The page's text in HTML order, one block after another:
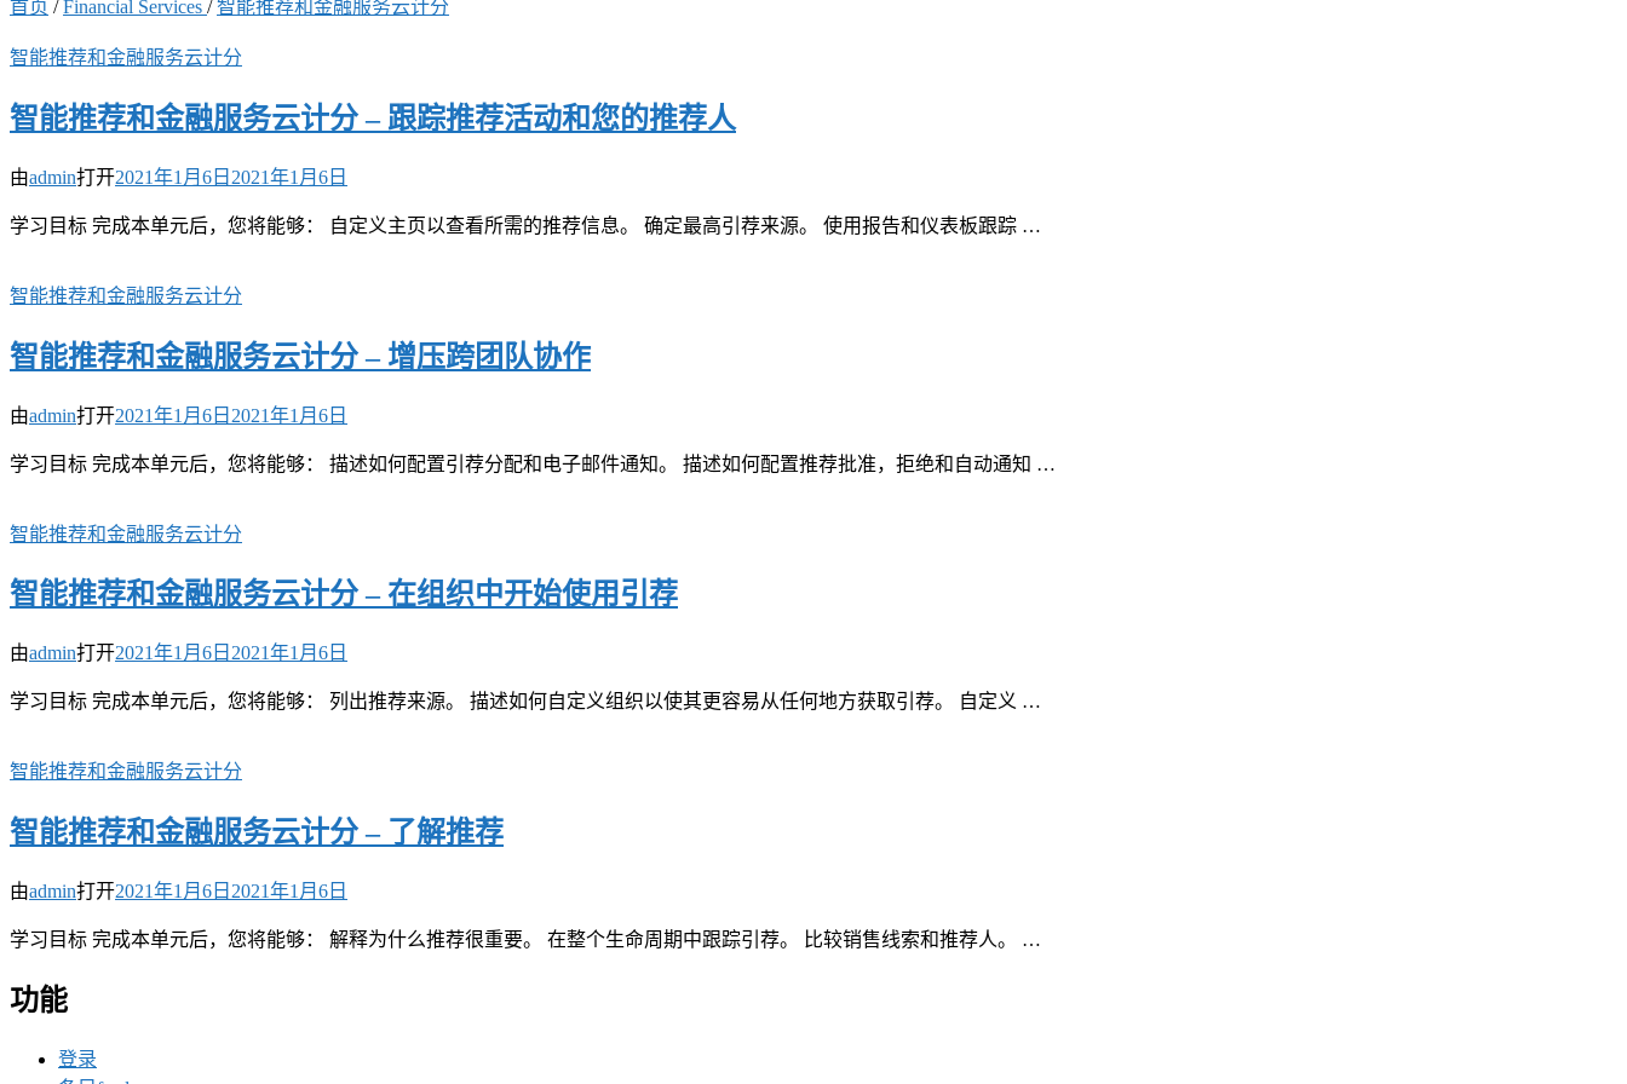
首页 / Financial Services / 智能推荐和金融服务云计分
智能推荐和金融服务云计分
智能推荐和金融服务云计分 – 跟踪推荐活动和您的推荐人
由admin打开2021年1月6日 2021年1月6日
学习目标 完成本单元后，您将能够： 自定义主页以查看所需的推荐信息。 确定最高引荐来源。 使用报告和仪表板跟踪 …
智能推荐和金融服务云计分
智能推荐和金融服务云计分 – 增压跨团队协作
由admin打开2021年1月6日 2021年1月6日
学习目标 完成本单元后，您将能够： 描述如何配置引荐分配和电子邮件通知。 描述如何配置推荐批准，拒绝和自动通知 …
智能推荐和金融服务云计分
智能推荐和金融服务云计分 – 在组织中开始使用引荐
由admin打开2021年1月6日 2021年1月6日
学习目标 完成本单元后，您将能够： 列出推荐来源。 描述如何自定义组织以使其更容易从任何地方获取引荐。 自定义 …
智能推荐和金融服务云计分
智能推荐和金融服务云计分 – 了解推荐
由admin打开2021年1月6日 2021年1月6日
学习目标 完成本单元后，您将能够： 解释为什么推荐很重要。 在整个生命周期中跟踪引荐。 比较销售线索和推荐人。 …
功能
登录